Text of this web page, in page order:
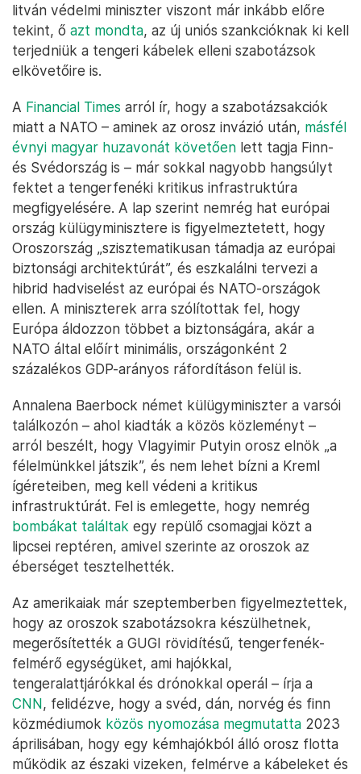
litván védelmi miniszter viszont már inkább előre
tekint, ő azt mondta, az új uniós szankcióknak ki kell
terjedniük a tengeri kábelek elleni szabotázsok
elkövetőire is.
A Financial Times arról ír, hogy a szabotázsakciók
miatt a NATO – aminek az orosz invázió után, másfél
évnyi magyar huzavonát követően lett tagja Finn-
és Svédország is – már sokkal nagyobb hangsúlyt
fektet a tengerfenéki kritikus infrastruktúra
megfigyelésére. A lap szerint nemrég hat európai
ország külügyminisztere is figyelmeztetett, hogy
Oroszország „szisztematikusan támadja az európai
biztonsági architektúrát”, és eszkalálni tervezi a
hibrid hadviselést az európai és NATO-országok
ellen. A miniszterek arra szólítottak fel, hogy
Európa áldozzon többet a biztonságára, akár a
NATO által előírt minimális, országonként 2
százalékos GDP-arányos ráfordításon felül is.
Annalena Baerbock német külügyminiszter a varsói
találkozón – ahol kiadták a közös közleményt –
arról beszélt, hogy Vlagyimir Putyin orosz elnök „a
félelmünkkel játszik”, és nem lehet bízni a Kreml
ígéreteiben, meg kell védeni a kritikus
infrastruktúrát. Fel is emlegette, hogy nemrég
bombákat találtak egy repülő csomagjai közt a
lipcsei reptéren, amivel szerinte az oroszok az
éberséget tesztelhették.
Az amerikaiak már szeptemberben figyelmeztettek,
hogy az oroszok szabotázsokra készülhetnek,
megerősítették a GUGI rövidítésű, tengerfenék-
felmérő egységüket, ami hajókkal,
tengeralattjárókkal és drónokkal operál – írja a
CNN, felidézve, hogy a svéd, dán, norvég és finn
közmédiumok közös nyomozása megmutatta 2023
áprilisában, hogy egy kémhajókból álló orosz flotta
működik az északi vizeken, felmérve a kábeleket és